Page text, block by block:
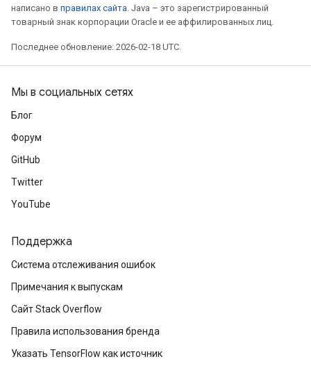
написано в правилах сайта. Java – это зарегистрированный
товарный знак корпорации Oracle и ее аффилированных лиц.
Последнее обновление: 2026-02-18 UTC.
Мы в социальных сетях
Блог
Форум
GitHub
Twitter
YouTube
Поддержка
Система отслеживания ошибок
Примечания к выпускам
Сайт Stack Overflow
Правила использования бренда
Указать TensorFlow как источник